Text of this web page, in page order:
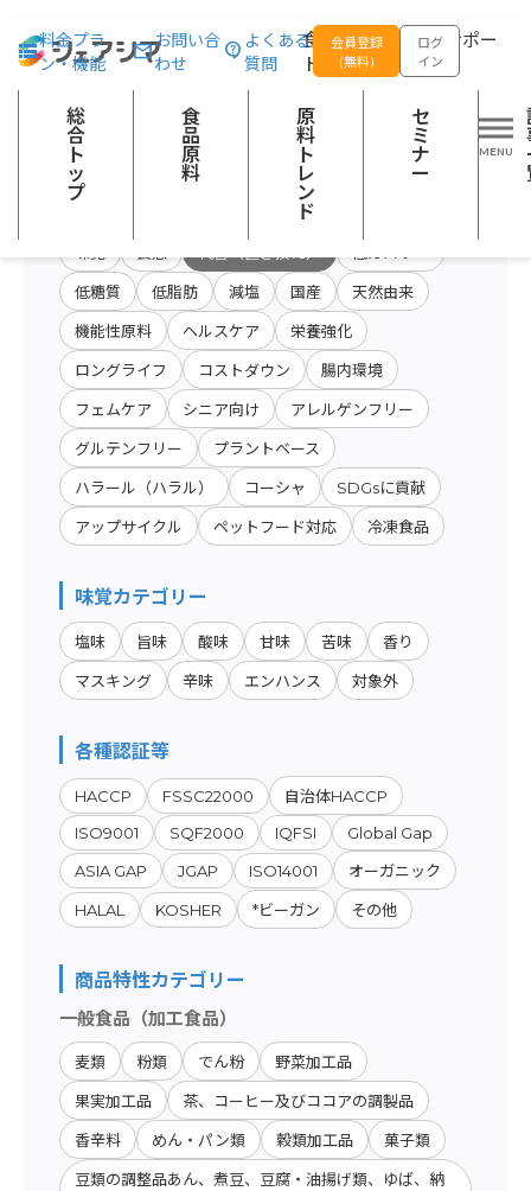
食品の企画開発をサポー
トする
料金プラ
ン・機能
お問い合
わせ
よくある
質問
会員登録
(無料)
ログ
イン
総
合
ト
ッ
プ
食
品
原
料
原
料
ト
レ
ン
ド
セ
ミ
ナ
ー
総合トップ 食品原料 開発テーマ：代替（置き換え）
原料・キーワード
会社名から検索
原料・絞り込み検
索
低糖質 低脂肪 減塩 国産 天然由来
機能性原料 ヘルスケア 栄養強化
ロングライフ コストダウン 腸内環境
フェムケア シニア向け アレルゲンフリー
グルテンフリー プラントベース
ハラール（ハラル） コーシャ SDGsに貢献
アップサイクル ペットフード対応 冷凍食品
味覚カテゴリー
塩味 旨味 酸味 甘味 苦味 香り
マスキング 辛味 エンハンス 対象外
各種認証等
HACCP FSSC22000
自治体HACCP
ISO9001
SQF2000 IQFSI
Global Gap
ASIA GAP
JGAP ISO14001 オーガニック
HALAL KOSHER *ビーガン その他
商品特性カテゴリー
一般食品（加工食品）
麦類 粉類 でん粉 野菜加工品
果実加工品 茶、コーヒー及びココアの調製品
香辛料 めん・パン類 穀類加工品 菓子類
豆類の調整品あん、煮豆、豆腐・油揚げ類、ゆば、納